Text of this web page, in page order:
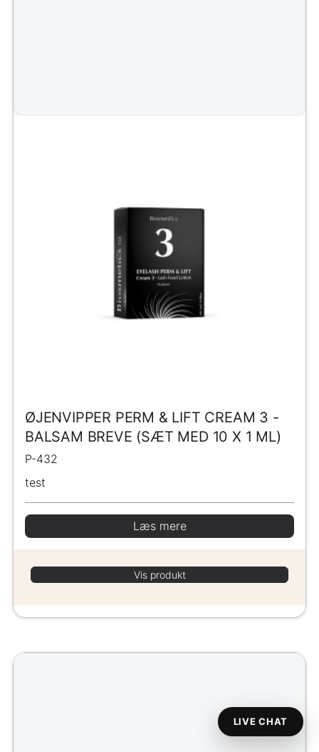
ØJENVIPPER PERM & LIFT CREAM 3 -
BALSAM BREVE (SÆT MED 10 X 1 ML)
P-432
test
Læs mere
Vis produkt
LIVE CHAT